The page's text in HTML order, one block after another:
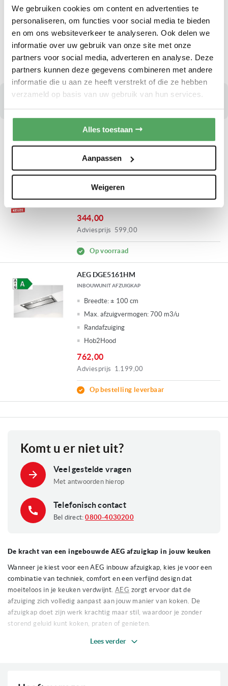
We gebruiken cookies om content en advertenties te
personaliseren, om functies voor social media te bieden
en om ons websiteverkeer te analyseren. Ook delen we
informatie over uw gebruik van onze site met onze
partners voor social media, adverteren en analyse. Deze
partners kunnen deze gegevens combineren met andere
informatie die u aan ze heeft verstrekt of die ze hebben
verzameld op basis van uw gebruik van hun services.
Alles toestaan
Aanpassen
Weigeren
Hob2Hood
Ontvang onze scherpste Jubileum Sale-prijs
via WhatsApp of e-mail. Klik hier
Op voorraad
Hulp nodig bij uw keuze?
Bekijk onze handige ‘Advies’ pagina
INBOUWUNIT AFZUIGKAP
Breedte: ± 70 cm
Max. afzuigvermogen: 600 m3/u
Afzuigcapaciteit: 600 m3/u
4 Instelbare snelheden
344,00
Adviesprijs 599,00
Op voorraad
AEG DGE5161HM
INBOUWUNIT AFZUIGKAP
Breedte: ± 100 cm
Max. afzuigvermogen: 700 m3/u
Randafzuiging
Hob2Hood
762,00
Adviesprijs 1.199,00
Op bestelling leverbaar
Komt u er niet uit?
Veel gestelde vragen
Met antwoorden hierop
Telefonisch contact
Bel direct:0800-4030200
De kracht van een ingebouwde AEG afzuigkap in jouw keuken
Wanneer je kiest voor een AEG inbouw afzuigkap, kies je voor een
combinatie van techniek, comfort en een verfijnd design dat
moeiteloos in je keuken verdwijnt. AEG zorgt ervoor dat de
afzuiging zich volledig aanpast aan jouw manier van koken. De
afzuigkap doet zijn werk krachtig maar stil, waardoor je zonder
storend geluid kunt koken, praten of genieten.
Veel gebruikers zijn positief verrast door het gemak waarmee
Lees verder